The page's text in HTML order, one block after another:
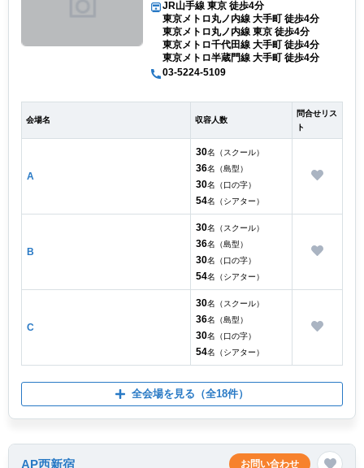
JR山手線 東京 徒歩4分
東京メトロ丸ノ内線 大手町 徒歩4分
東京メトロ丸ノ内線 東京 徒歩4分
東京メトロ千代田線 大手町 徒歩4分
東京メトロ半蔵門線 大手町 徒歩4分
03-5224-5109
会場名 収容人数
問合せリス
ト
A
30名（スクール）
36名（島型）
30名（口の字）
54名（シアター）
B
30名（スクール）
36名（島型）
30名（口の字）
54名（シアター）
C
30名（スクール）
36名（島型）
30名（口の字）
54名（シアター）
全会場を見る （全18件）
AP西新宿 お問い合わせ